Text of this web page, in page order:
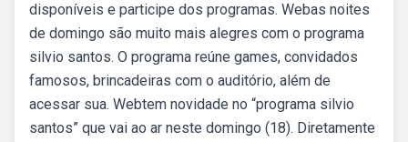
disponíveis e participe dos programas. Webas noites
de domingo são muito mais alegres com o programa
silvio santos. O programa reúne games, convidados
famosos, brincadeiras com o auditório, além de
acessar sua. Webtem novidade no “programa silvio
santos” que vai ao ar neste domingo (18). Diretamente